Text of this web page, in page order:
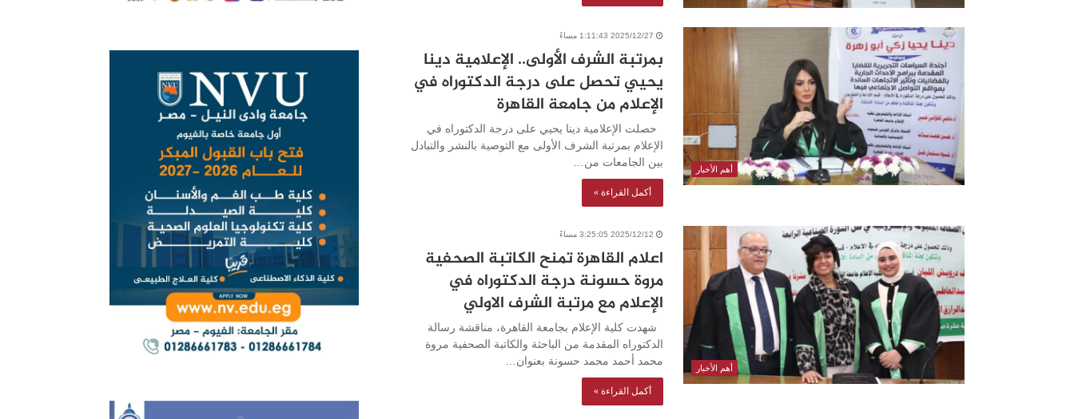
أهم الأخبار
2025/12/27 1:11:43 مساءً
بمرتبة الشرف الأولى.. الإعلامية دينا
يحيي تحصل على درجة الدكتوراه في
الإعلام من جامعة القاهرة
حصلت الإعلامية دينا يحيي على درجة الدكتوراه في
الإعلام بمرتبة الشرف الأولى مع التوصية بالنشر والتبادل
بين الجامعات من…
أكمل القراءة »
أهم الأخبار
2025/12/12 3:25:05 مساءً
اعلام القاهرة تمنح الكاتبة الصحفية
مروة حسونة درجة الدكتوراه في
الإعلام مع مرتبة الشرف الاولي
شهدت كلية الإعلام بجامعة القاهرة، مناقشة رسالة
الدكتوراه المقدمة من الباحثة والكاتبة الصحفية مروة
محمد أحمد محمد حسونة بعنوان…
أكمل القراءة »